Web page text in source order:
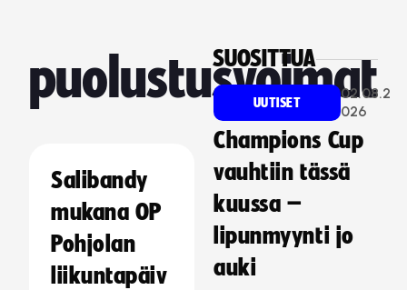
puolustusvoimat
Salibandy
mukana OP
Pohjolan
liikuntapäiv
SUOSITTUA
UUTISET
02.08.2
026
Champions Cup
vauhtiin tässä
kuussa –
lipunmyynti jo
auki